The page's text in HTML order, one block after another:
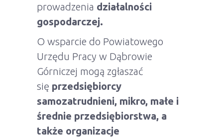
prowadzenia działalności
gospodarczej.
O wsparcie do Powiatowego
Urzędu Pracy w Dąbrowie
Górniczej mogą zgłaszać
się przedsiębiorcy
samozatrudnieni, mikro, małe i
średnie przedsiębiorstwa, a
także organizacje